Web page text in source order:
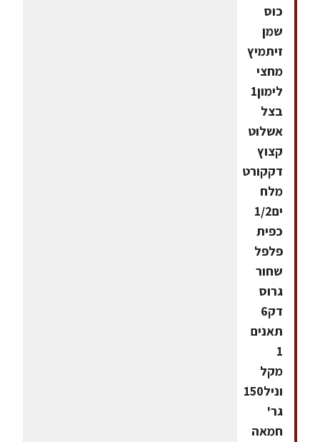
כוס
שמן
זיתמיץ
מחצי
לימון1
בצל
אשלוט
קצוץ
דקקורט
מלח
ים1/2
כפית
פלפל
שחור
גרוס
דק6
תאנים
1
מקל
וניל150
גר'
חמאה